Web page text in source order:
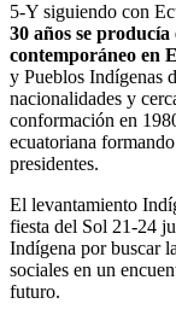
5-Y siguiendo con
30 años se
contemporáneo en
y Pueblos Indígenas
nacionalidades y
conformación en
ecuatoriana
presidentes.
El levantamiento
fiesta del Sol 21-24
Indígena por buscar
sociales en un
futuro.